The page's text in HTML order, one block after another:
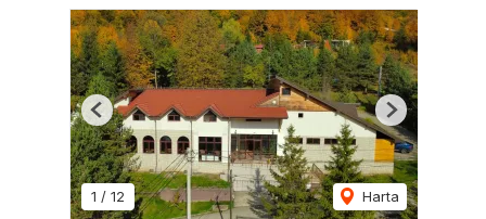
1 / 12 Harta
Previous Next